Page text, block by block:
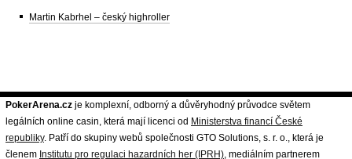
Martin Kabrhel – český highroller
PokerArena.cz je komplexní, odborný a důvěryhodný průvodce světem
legálních online casin, která mají licenci od Ministerstva financí České
republiky. Patří do skupiny webů společnosti GTO Solutions, s. r. o., která je
členem Institutu pro regulaci hazardních her (IPRH), mediálním partnerem